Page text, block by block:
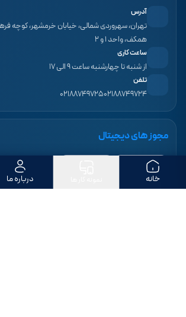
آدرس
همکف، واحد ۱ و ۲
ساعت کاری
از شنبه تا چهارشنبه ساعت ۹ الی ۱۷
تلفن
۰۲۱۸۸۷۴۹۷۲۴۰۲۱۸۸۷۴۹۷۲۵
مجوز های دیجیتال
خانه درباره ما